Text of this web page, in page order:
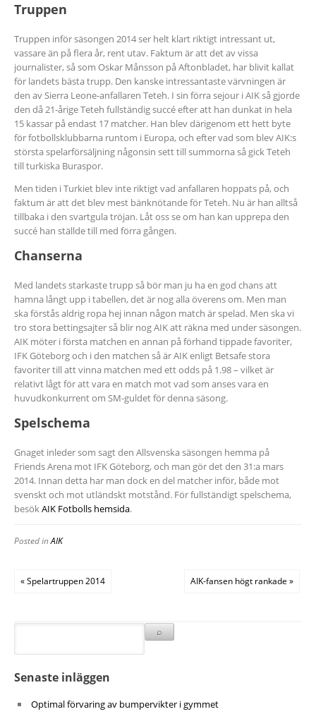
Truppen
Truppen inför säsongen 2014 ser helt klart riktigt intressant ut,
vassare än på flera år, rent utav. Faktum är att det av vissa
journalister, så som Oskar Månsson på Aftonbladet, har blivit kallat
för landets bästa trupp. Den kanske intressantaste värvningen är
den av Sierra Leone-anfallaren Teteh. I sin förra sejour i AIK så gjorde
den då 21-årige Teteh fullständig succé efter att han dunkat in hela
15 kassar på endast 17 matcher. Han blev därigenom ett hett byte
för fotbollsklubbarna runtom i Europa, och efter vad som blev AIK:s
största spelarförsäljning någonsin sett till summorna så gick Teteh
till turkiska Buraspor.
Men tiden i Turkiet blev inte riktigt vad anfallaren hoppats på, och
faktum är att det blev mest bänknötande för Teteh. Nu är han alltså
tillbaka i den svartgula tröjan. Låt oss se om han kan upprepa den
succé han ställde till med förra gången.
Chanserna
Med landets starkaste trupp så bör man ju ha en god chans att
hamna långt upp i tabellen, det är nog alla överens om. Men man
ska förstås aldrig ropa hej innan någon match är spelad. Men ska vi
tro stora bettingsajter så blir nog AIK att räkna med under säsongen.
AIK möter i första matchen en annan på förhand tippade favoriter,
IFK Göteborg och i den matchen så är AIK enligt Betsafe stora
favoriter till att vinna matchen med ett odds på 1.98 – vilket är
relativt lågt för att vara en match mot vad som anses vara en
huvudkonkurrent om SM-guldet för denna säsong.
Spelschema
Gnaget inleder som sagt den Allsvenska säsongen hemma på
Friends Arena mot IFK Göteborg, och man gör det den 31:a mars
2014. Innan detta har man dock en del matcher inför, både mot
svenskt och mot utländskt motstånd. För fullständigt spelschema,
besökAIK Fotbolls hemsida.
Posted inAIK
« Spelartruppen 2014 AIK-fansen högt rankade »
Senaste inläggen
Optimal förvaring av bumpervikter i gymmet